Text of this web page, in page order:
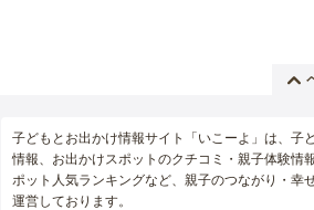
子どもとお出かけ情報サイト「いこーよ」は、子
情報、お出かけスポットのクチコミ・親子体験情
ポット人気ランキングなど、親子のつながり・幸
運営しております。